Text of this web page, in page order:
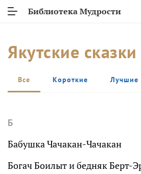
Библиотека Мудрости
Якутские сказки
Все Короткие Лучшие
Б
Бабушка Чачакан-Чачакан
Богач Боилыт и бедняк Берт-